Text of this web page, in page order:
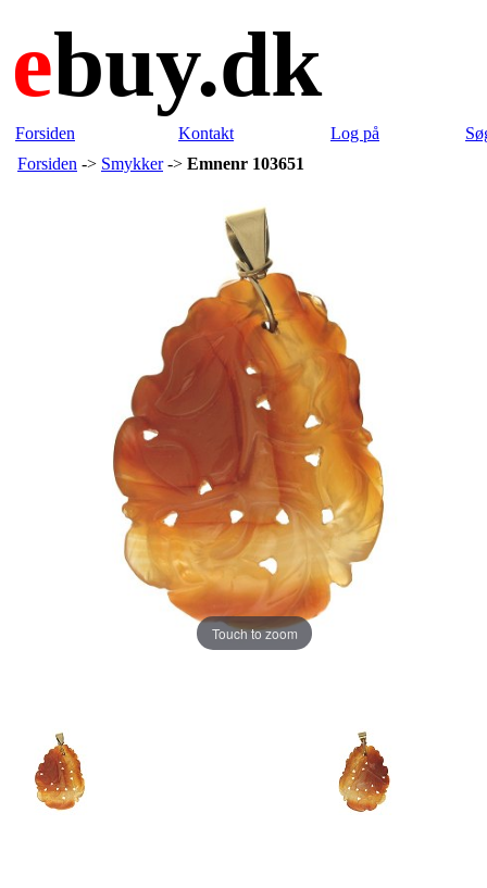
ebuy.dk
Forsiden Kontakt Log på
Forsiden -> Smykker-> Emnenr 103651
Touch to zoom